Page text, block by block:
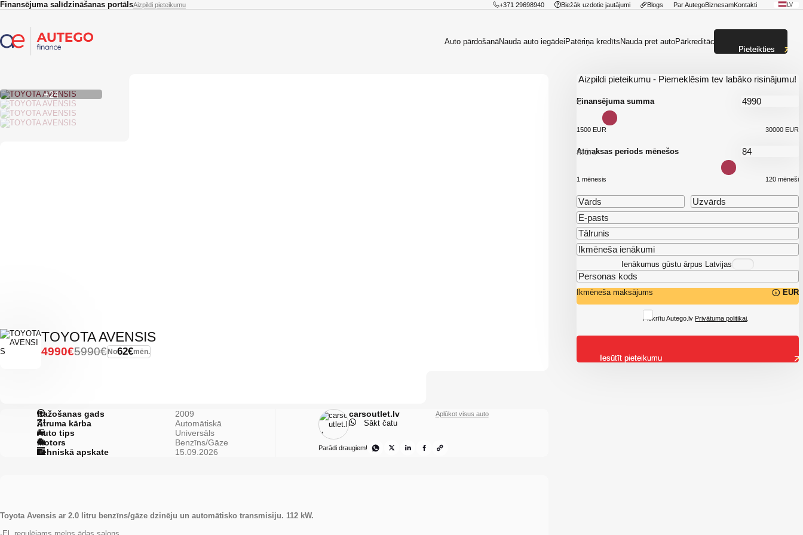
Skip to main content
Finansējuma salīdzināšanas portālsAizpildi pieteikumu +371 29698940 Biežāk uzdotie jautājumi Blogs Par AutegoBiznesamKontakti LV
Auto pārdošanāNauda auto iegādeiPatēriņa kredītsNauda pret autoPārkreditācija
+24
TOYOTA AVENSIS
No62€mēn.
5990€
4990€
Ražošanas gads
2009
Ātruma kārba
Automātiskā
Auto tips
Universāls
Motors
Benzīns/Gāze
Tehniskā apskate
15.09.2026
carsoutlet.lv
Sākt čatu
Aplūkot visus auto
Parādi draugiem!
Toyota Avensis ar 2.0 litru benzīns/gāze dzinēju un automātisko transmisiju. 112 kW.
Aizpildi pieteikumu - Piemeklēsim tev labāko risinājumu!
Finansējuma summa
€
1500 EUR 30000 EUR
Atmaksas periods mēnešos
mēn.
1 mēnesis 120 mēneši
Ienākumus gūstu ārpus Latvijas
Ikmēneša maksājums EUR
Piekrītu Autego.lv Privātuma politikai